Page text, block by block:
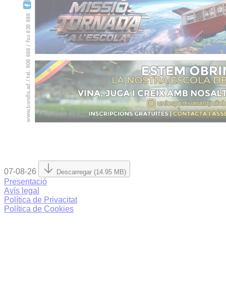
07-08-26 Descarregar (14.95 MB)
Presentació
Avís legal
Política de Privacitat
Política de Cookies